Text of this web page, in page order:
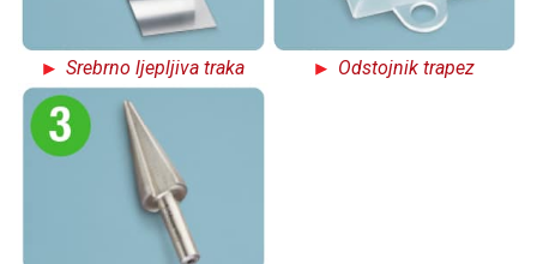
Srebrno ljepljiva traka Odstojnik trapez